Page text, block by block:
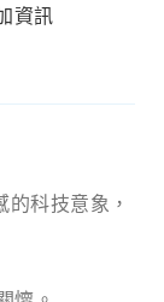
資訊
科技意象，